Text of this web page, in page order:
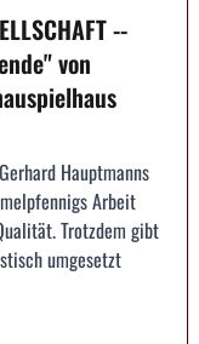
--
von
Hauptmanns
Arbeit
Trotzdem gibt
umgesetzt